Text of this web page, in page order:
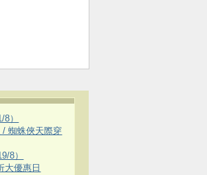
）
/ 蜘蛛俠天際穿
8）
大優惠日